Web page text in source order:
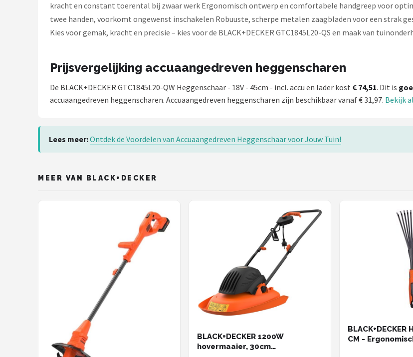
Synx Tools
kracht en constant toerental bij zwaar werk Ergonomisch ontwerp en comfortabele handgreep voor
twee handen, voorkomt ongewenst inschakelen Robuuste, scherpe metalen zaagbladen voor een strak
Kies voor gemak, kracht en precisie – kies voor de BLACK+DECKER GTC1845L20-QS en maak van
Prijsvergelijking accuaangedreven heggenscharen
De BLACK+DECKER GTC1845L20-QW Heggenschaar - 18V - 45cm - incl. accu en lader kost € 74,51. Dit is
accuaangedreven heggenscharen. Accuaangedreven heggenscharen zijn beschikbaar vanaf € 31,97. Bekijk
Lees meer:Ontdek de Voordelen van Accuaangedreven Heggenschaar voor Jouw Tuin!
MEER VAN BLACK+DECKER
BLACK+DECKER 1200W
hovermaaier, 30cm
CM -